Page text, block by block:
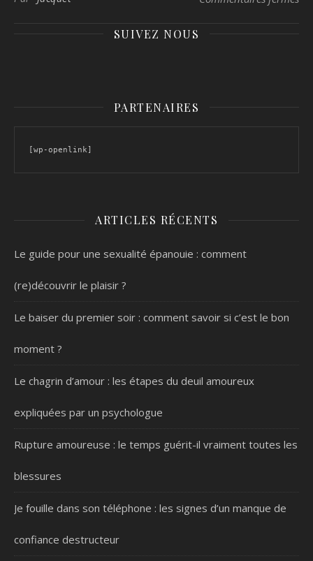
SUIVEZ NOUS
PARTENAIRES
[wp-openlink]
ARTICLES RÉCENTS
Le guide pour une sexualité épanouie : comment
(re)découvrir le plaisir ?
Le baiser du premier soir : comment savoir si c’est le bon
moment ?
Le chagrin d’amour : les étapes du deuil amoureux
expliquées par un psychologue
Rupture amoureuse : le temps guérit-il vraiment toutes les
blessures
Je fouille dans son téléphone : les signes d’un manque de
confiance destructeur